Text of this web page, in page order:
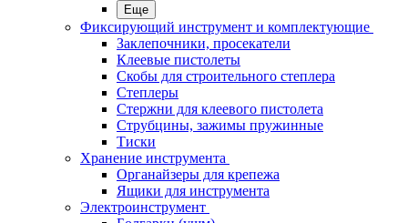
Еще
Фиксирующий инструмент и комплектующие
Заклепочники, просекатели
Клеевые пистолеты
Скобы для строительного степлера
Степлеры
Стержни для клеевого пистолета
Струбцины, зажимы пружинные
Тиски
Хранение инструмента
Органайзеры для крепежа
Ящики для инструмента
Электроинструмент